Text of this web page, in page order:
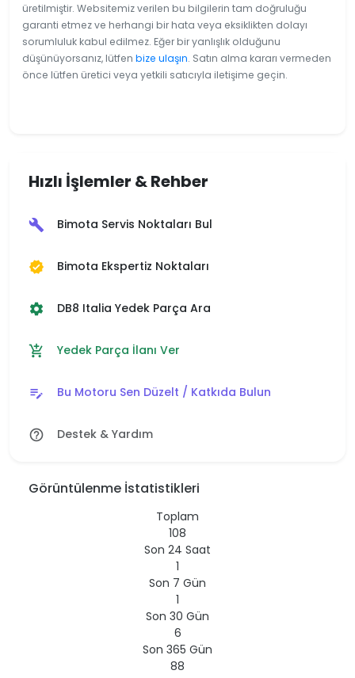
üretilmiştir. Websitemiz verilen bu bilgilerin tam doğruluğu
garanti etmez ve herhangi bir hata veya eksiklikten dolayı
sorumluluk kabul edilmez. Eğer bir yanlışlık olduğunu
düşünüyorsanız, lütfen bize ulaşın. Satın alma kararı vermeden
önce lütfen üretici veya yetkili satıcıyla iletişime geçin.
Hızlı İşlemler & Rehber
build Bimota Servis Noktaları Bul
verified Bimota Ekspertiz Noktaları
settings DB8 Italia Yedek Parça Ara
add_shopping_cart Yedek Parça İlanı Ver
edit_note Bu Motoru Sen Düzelt / Katkıda Bulun
help_outline Destek & Yardım
Görüntülenme İstatistikleri
Toplam
108
Son 24 Saat
1
Son 7 Gün
1
Son 30 Gün
6
Son 365 Gün
88